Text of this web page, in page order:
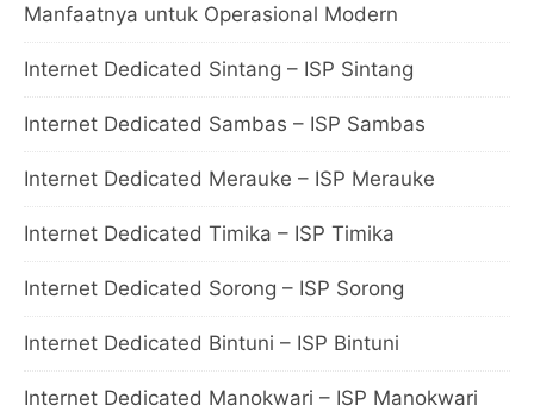
Manfaatnya untuk Operasional Modern
Internet Dedicated Sintang – ISP Sintang
Internet Dedicated Sambas – ISP Sambas
Internet Dedicated Merauke – ISP Merauke
Internet Dedicated Timika – ISP Timika
Internet Dedicated Sorong – ISP Sorong
Internet Dedicated Bintuni – ISP Bintuni
Internet Dedicated Manokwari – ISP Manokwari